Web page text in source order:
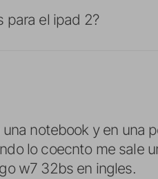
para el ipad 2?
una notebook y en una
lo coecnto me sale
w7 32bs en ingles.